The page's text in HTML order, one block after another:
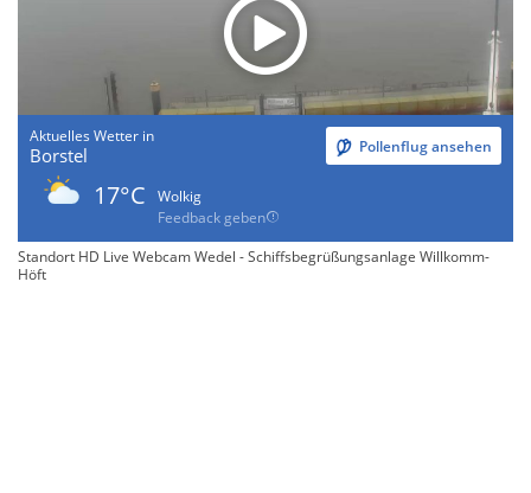
Aktuelles Wetter in
Borstel Pollenflug ansehen
17°C
Wolkig
Feedback geben
Standort HD Live Webcam Wedel - Schiffsbegrüßungsanlage Willkomm-
Höft